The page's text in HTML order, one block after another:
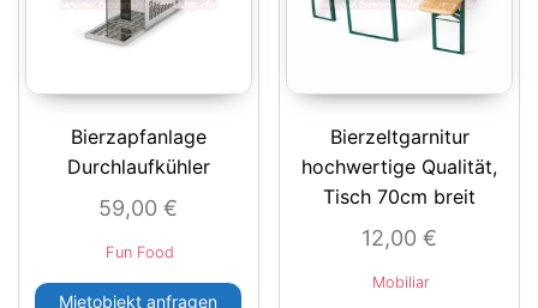
Bierzapfanlage
Durchlaufkühler
59,00€
Fun Food
Mietobjekt anfragen
Bierzeltgarnitur
hochwertige Qualität,
Tisch 70cm breit
12,00€
Mobiliar